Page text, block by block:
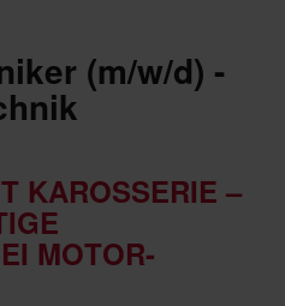
(m/w/d) -
KAROSSERIE –
MOTOR-